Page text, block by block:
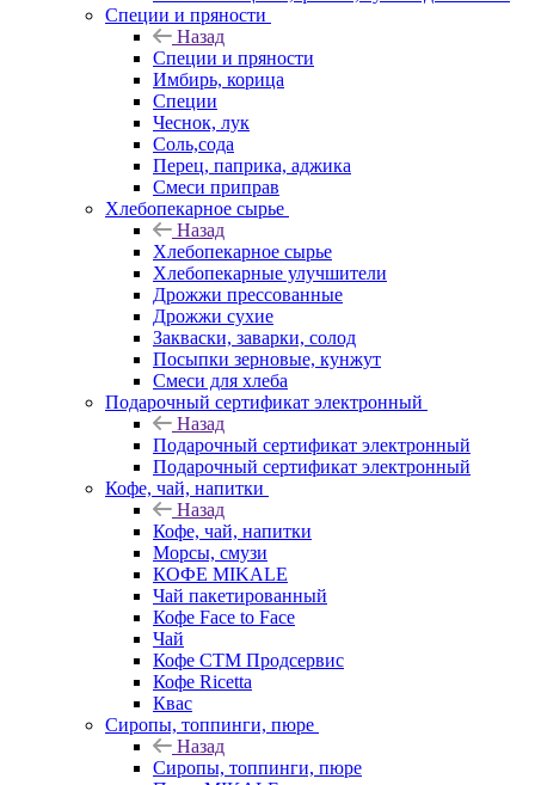
Специи и пряности
Назад
Специи и пряности
Имбирь, корица
Специи
Чеснок, лук
Соль,сода
Перец, паприка, аджика
Смеси приправ
Хлебопекарное сырье
Назад
Хлебопекарное сырье
Хлебопекарные улучшители
Дрожжи прессованные
Дрожжи сухие
Закваски, заварки, солод
Посыпки зерновые, кунжут
Смеси для хлеба
Подарочный сертификат электронный
Назад
Подарочный сертификат электронный
Подарочный сертификат электронный
Кофе, чай, напитки
Назад
Кофе, чай, напитки
Морсы, смузи
КОФЕ MIKALE
Чай пакетированный
Кофе Face to Face
Чай
Кофе СТМ Продсервис
Кофе Ricetta
Квас
Сиропы, топпинги, пюре
Назад
Сиропы, топпинги, пюре